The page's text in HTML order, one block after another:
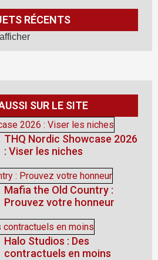
RÉCENTS
SUR LE SITE
THQ Nordic Showcase 2026
: Viser les niches
Mafia the Old Country :
Prouvez votre honneur
Halo Studios : Des
contractuels en moins